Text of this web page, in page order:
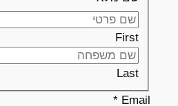
First
Last
Email
*